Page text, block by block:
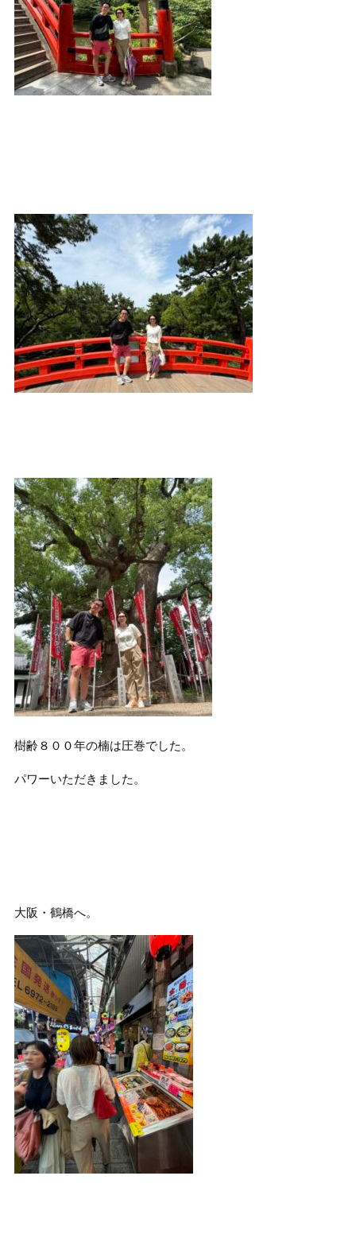
樹齢８００年の楠は圧巻でした。
パワーいただきました。
大阪・鶴橋へ。